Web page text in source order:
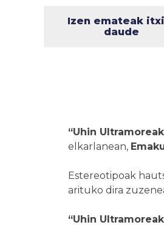
Izen emateak
daude
“Uhin
elkarlanean,
Estereotipoak
arituko dira
“Uhin